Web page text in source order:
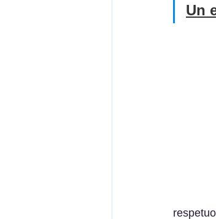
Un